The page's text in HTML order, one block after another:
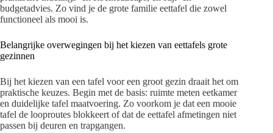
budgetadvies. Zo vind je de grote familie eettafel die zowel
functioneel als mooi is.
Belangrijke overwegingen bij het kiezen van eettafels grote
gezinnen
Bij het kiezen van een tafel voor een groot gezin draait het om
praktische keuzes. Begin met de basis: ruimte meten eetkamer
en duidelijke tafel maatvoering. Zo voorkom je dat een mooie
tafel de looproutes blokkeert of dat de eettafel afmetingen niet
passen bij deuren en trapgangen.